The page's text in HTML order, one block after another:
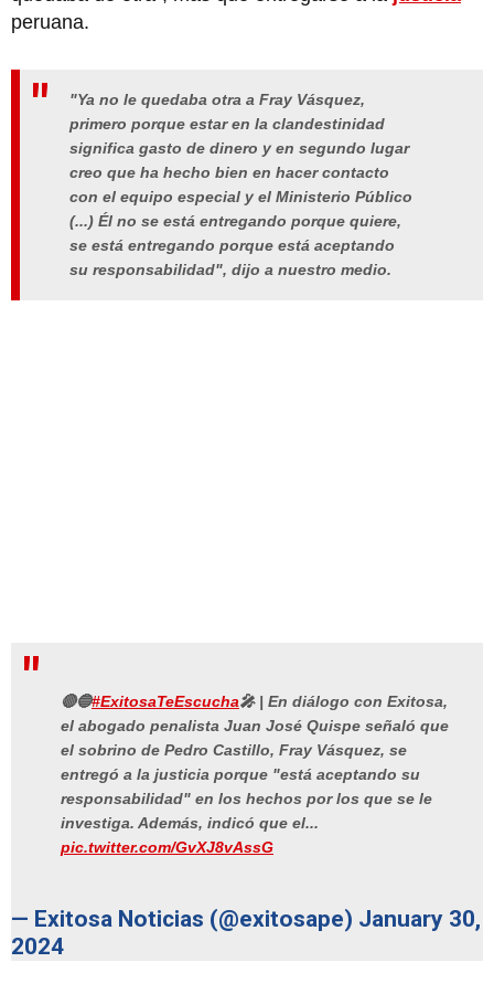
peruana.
"Ya no le quedaba otra a Fray Vásquez,
primero porque estar en la clandestinidad
significa gasto de dinero y en segundo lugar
creo que ha hecho bien en hacer contacto
con el equipo especial y el Ministerio Público
(...) Él no se está entregando porque quiere,
se está entregando porque está aceptando
su responsabilidad", dijo a nuestro medio.
🔴🔵#ExitosaTeEscucha🎤 | En diálogo con Exitosa,
el abogado penalista Juan José Quispe señaló que
el sobrino de Pedro Castillo, Fray Vásquez, se
entregó a la justicia porque "está aceptando su
responsabilidad" en los hechos por los que se le
investiga. Además, indicó que el...
pic.twitter.com/GvXJ8vAssG
— Exitosa Noticias (@exitosape) January 30,
2024